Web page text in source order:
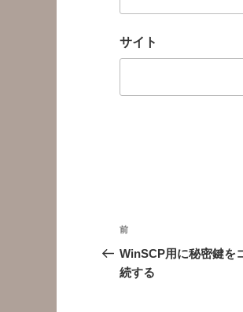
サイト
投
稿
ナ
前
の
投
前
WinSCP用に秘密鍵を
続する